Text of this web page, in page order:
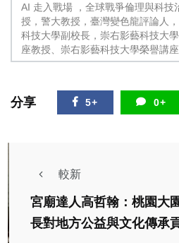
AI 走入戰場 ，全球戰爭倫理與科技
授，警大教授，臺灣變色龍評論人
科技大學副校長，崇右影藝科技大
座教授、崇右影藝科技大學榮譽講
分享 5+ 0+
較新
宮廟達人高哲翰：桃園大
長對地方公益與文化傳承